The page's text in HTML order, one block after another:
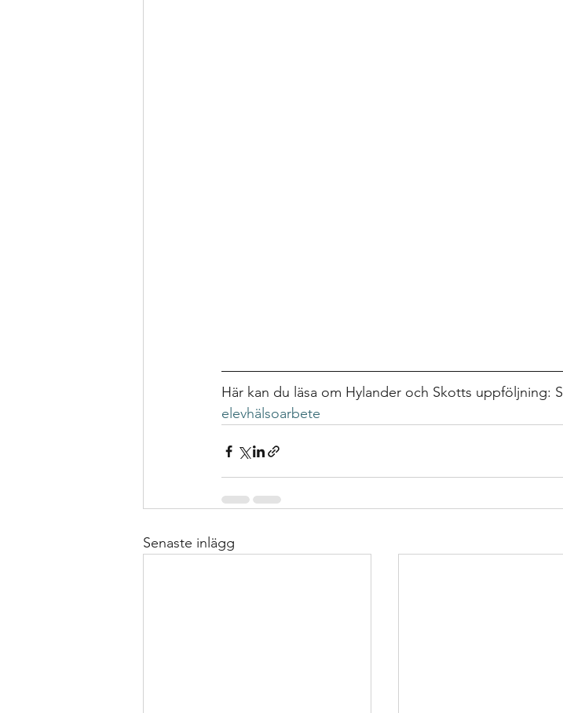
Här kan du läsa om Hylander och Skotts uppföljning: S
elevhälsoarbete
Senaste inlägg